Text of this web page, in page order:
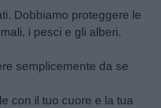
Dobbiamo proteggere le
i pesci e gli alberi.
semplicemente da se
con il tuo cuore e la tua